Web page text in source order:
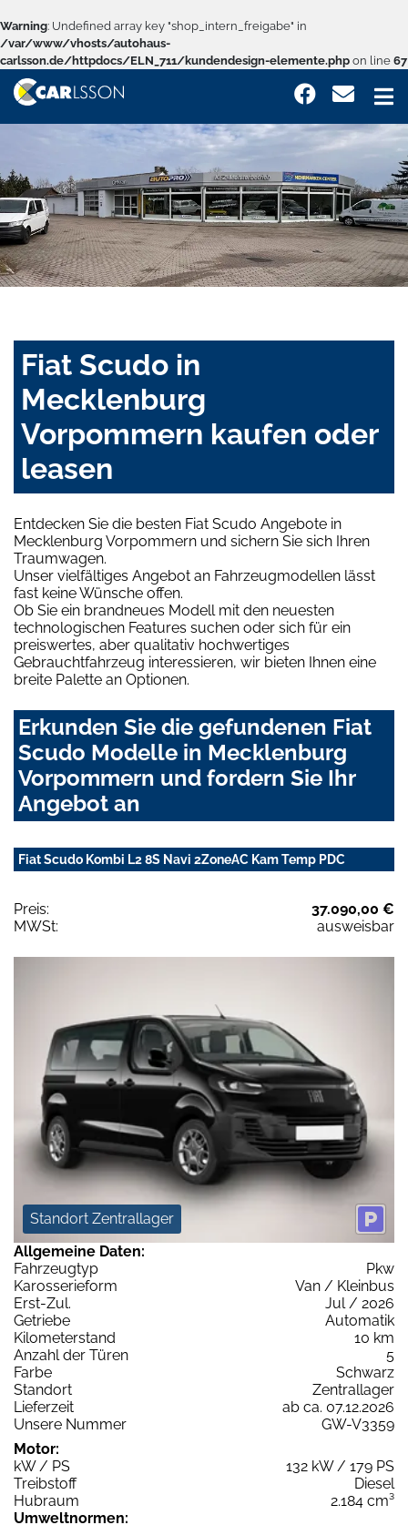
Warning: Undefined array key "shop_intern_freigabe" in
/var/www/vhosts/autohaus-
carlsson.de/httpdocs/ELN_711/kundendesign-elemente.php on line 67
Fiat Scudo in
Mecklenburg
Vorpommern kaufen oder
leasen
Entdecken Sie die besten Fiat Scudo Angebote in
Mecklenburg Vorpommern und sichern Sie sich Ihren
Traumwagen.
Unser vielfältiges Angebot an Fahrzeugmodellen lässt
fast keine Wünsche offen.
Ob Sie ein brandneues Modell mit den neuesten
technologischen Features suchen oder sich für ein
preiswertes, aber qualitativ hochwertiges
Gebrauchtfahrzeug interessieren, wir bieten Ihnen eine
breite Palette an Optionen.
Erkunden Sie die gefundenen Fiat
Scudo Modelle in Mecklenburg
Vorpommern und fordern Sie Ihr
Angebot an
Fiat Scudo Kombi L2 8S Navi 2ZoneAC Kam Temp PDC
Preis:
37.090,00 €
MWSt:
ausweisbar
Standort Zentrallager
Allgemeine Daten:
Fahrzeugtyp
Pkw
Karosserieform
Van / Kleinbus
Erst-Zul.
Jul / 2026
Getriebe
Automatik
Kilometerstand
10 km
Anzahl der Türen
5
Farbe
Schwarz
Standort
Zentrallager
Lieferzeit
ab ca. 07.12.2026
Unsere Nummer
GW-V3359
Motor:
kW / PS
132 kW / 179 PS
Treibstoff
Diesel
Hubraum
2.184 cm³
Umweltnormen: